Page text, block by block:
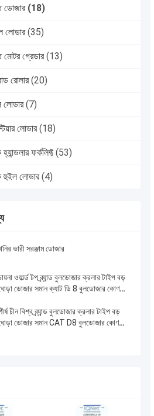
ডোজার (18)
লোডার (35)
মোটর গ্রেডার (13)
রোলার (20)
লোডার (7)
লোডার (18)
ফর্কলিফ্ট (53)
হুইল লোডার (4)
ভারী সরঞ্জাম ডোজার
ওয়ার্ল্ড টপ ব্র্যান্ড বুলডোজার ক্রলার টাইপ বড়
ডোজার সমান ক্যাট ডি 8 বুলডোজার কোণ
চীন বিশ্ব ব্র্যান্ড বুলডোজার ক্রলার টাইপ বড়
ডোজার সমান CAT D8 বুলডোজার কোণ